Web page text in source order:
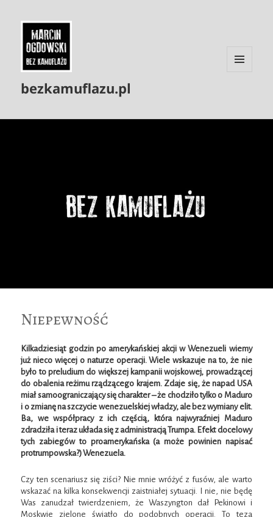
bezkamuflazu.pl
Niepewność
Kilkadziesiąt godzin po amerykańskiej akcji w Wenezueli wiemy
już nieco więcej o naturze operacji. Wiele wskazuje na to, że nie
było to preludium do większej kampanii wojskowej, prowadzącej
do obalenia reżimu rządzącego krajem. Zdaje się, że napad USA
miał samoograniczający się charakter – że chodziło tylko o Maduro
i o zmianę na szczycie wenezuelskiej władzy, ale bez wymiany elit.
Ba, we współpracy z ich częścią, która najwyraźniej Maduro
zdradziła i teraz układa się z administracją Trumpa. Efekt docelowy
tych zabiegów to proamerykańska (a może powinien napisać
protrumpowska?) Wenezuela.
Czy ten scenariusz się ziści? Nie mnie wróżyć z fusów, ale warto
wskazać na kilka konsekwencji zaistniałej sytuacji. I nie, nie będę
Was zanudzał twierdzeniem, że Waszyngton dał Pekinowi i
Moskwie zielone światło do podobnych operacji. To teza